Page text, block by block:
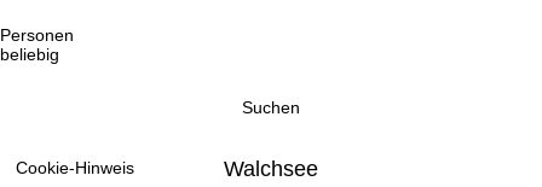
Cookie-Hinweis
Personen
beliebig
Suchen
Walchsee